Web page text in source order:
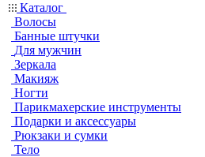
Каталог
Волосы
Банные штучки
Для мужчин
Зеркала
Макияж
Ногти
Парикмахерские инструменты
Подарки и аксессуары
Рюкзаки и сумки
Тело